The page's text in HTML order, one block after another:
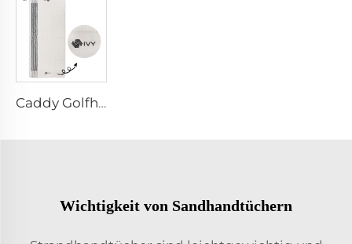
Caddy Golfhandtuch
Wichtigkeit von Sandhandtüchern